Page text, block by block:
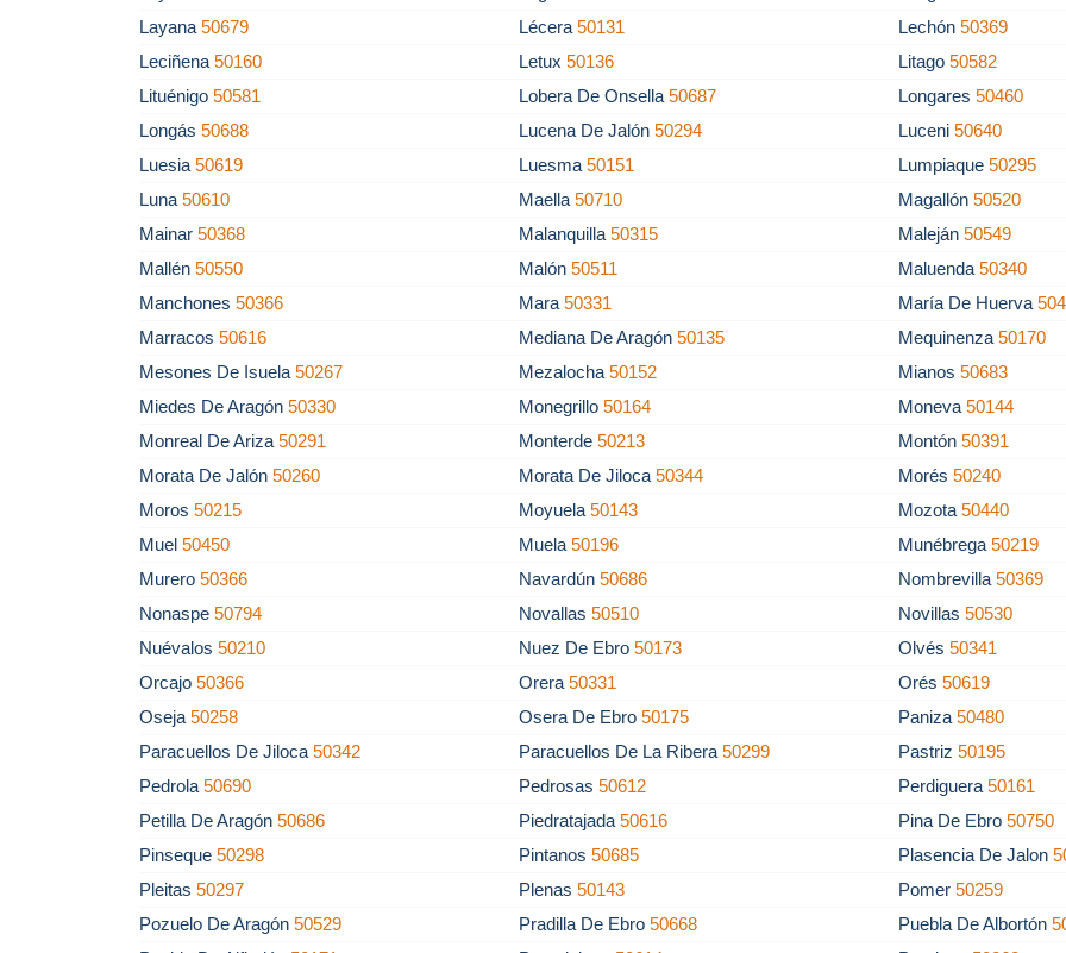
Layana 50679 Lécera50131 Lechón50369
Leciñena 50160 Letux50136 Litago50582
Lituénigo 50581 Lobera De Onsella50687 Longares50460
Longás 50688 Lucena De Jalón50294 Luceni50640
Luesia 50619 Luesma50151 Lumpiaque50295
Luna 50610 Maella50710 Magallón50520
Mainar 50368 Malanquilla50315 Maleján50549
Mallén 50550 Malón50511 Maluenda50340
Manchones 50366 Mara50331 María De Huerva
Marracos 50616 Mediana De Aragón50135 Mequinenza50170
Mesones De Isuela 50267 Mezalocha50152 Mianos50683
Miedes De Aragón 50330 Monegrillo50164 Moneva50144
Monreal De Ariza 50291 Monterde50213 Montón50391
Morata De Jalón 50260 Morata De Jiloca50344 Morés50240
Moros 50215 Moyuela50143 Mozota50440
Muel 50450 Muela50196 Munébrega50219
Murero 50366 Navardún50686 Nombrevilla50369
Nonaspe 50794 Novallas50510 Novillas50530
Nuévalos 50210 Nuez De Ebro50173 Olvés50341
Orcajo 50366 Orera50331 Orés50619
Oseja 50258 Osera De Ebro50175 Paniza50480
Paracuellos De Jiloca 50342 Paracuellos De La Ribera50299 Pastriz50195
Pedrola 50690 Pedrosas50612 Perdiguera50161
Petilla De Aragón 50686 Piedratajada50616 Pina De Ebro50750
Pinseque 50298 Pintanos50685 Plasencia De Jalon
Pleitas 50297 Plenas50143 Pomer50259
Pozuelo De Aragón 50529 Pradilla De Ebro50668 Puebla De Albortón